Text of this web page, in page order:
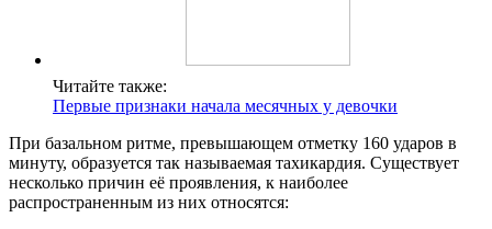
Читайте также:
Первые признаки начала месячных у девочки
При базальном ритме, превышающем отметку 160 ударов в
минуту, образуется так называемая тахикардия. Существует
несколько причин её проявления, к наиболее
распространенным из них относятся: